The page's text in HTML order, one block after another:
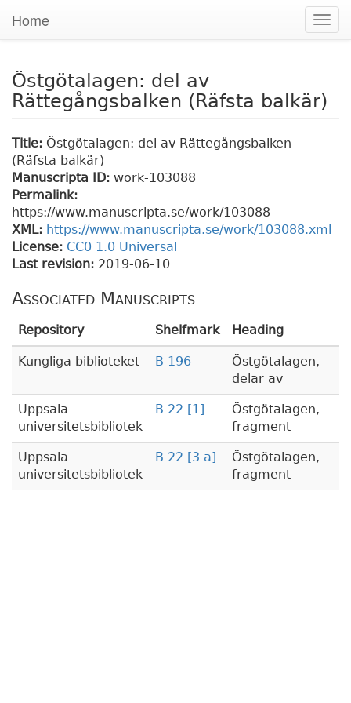
Home
Östgötalagen: del av
Rättegångsbalken (Räfsta balkär)
Title: Östgötalagen: del av Rättegångsbalken
(Räfsta balkär)
Manuscripta ID: work-103088
Permalink:
https://www.manuscripta.se/work/103088
XML: https://www.manuscripta.se/work/103088.xml
License: CC0 1.0 Universal
Last revision: 2019-06-10
Associated Manuscripts
Repository Shelfmark Heading
Kungliga biblioteket B 196
Östgötalagen,
delar av
Uppsala
universitetsbibliotek
B 22 [1]
Östgötalagen,
fragment
Uppsala
universitetsbibliotek
B 22 [3 a]
Östgötalagen,
fragment